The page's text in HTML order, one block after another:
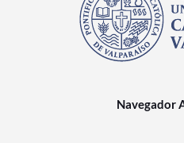
Navegador